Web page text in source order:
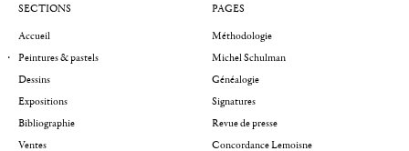
SECTIONS
Accueil
Peintures & pastels
Dessins
Expositions
Bibliographie
Ventes
PAGES
Méthodologie
Michel Schulman
Généalogie
Signatures
Revue de presse
Concordance Lemoisne